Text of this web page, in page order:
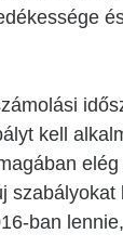
kell
ban